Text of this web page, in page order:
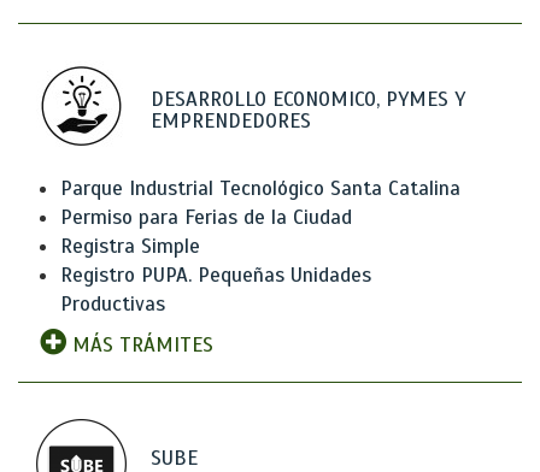
DESARROLLO ECONOMICO, PYMES Y
EMPRENDEDORES
Parque Industrial Tecnológico Santa Catalina
Permiso para Ferias de la Ciudad
Registra Simple
Registro PUPA. Pequeñas Unidades
Productivas
MÁS TRÁMITES
SUBE